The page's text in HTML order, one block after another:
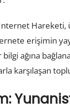
İnternet
erişimin
bilgi ağına
karşılaşan